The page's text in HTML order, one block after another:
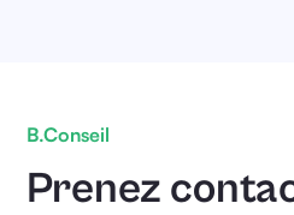
B.Conseil
Prenez